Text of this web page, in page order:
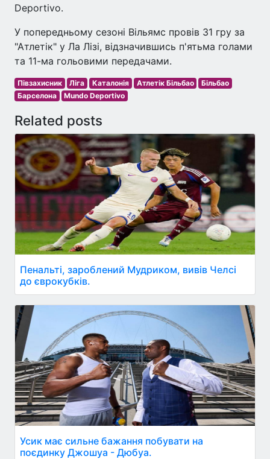
Deportivo.
У попередньому сезоні Вільямс провів 31 гру за
"Атлетік" у Ла Лізі, відзначившись п'ятьма голами
та 11-ма гольовими передачами.
Півзахисник Ліга Каталонія Атлетік Більбао
Більбао
Барселона
Mundo Deportivo
Related posts
Пенальті, зароблений Мудриком, вивів Челсі
до єврокубків.
Усик має сильне бажання побувати на
поєдинку Джошуа - Дюбуа.